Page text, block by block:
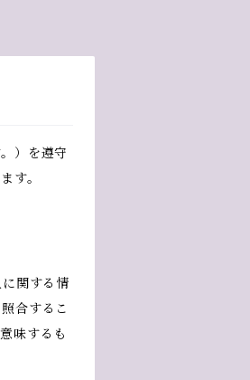
）を遵守
す。
関する情
合するこ
味するも